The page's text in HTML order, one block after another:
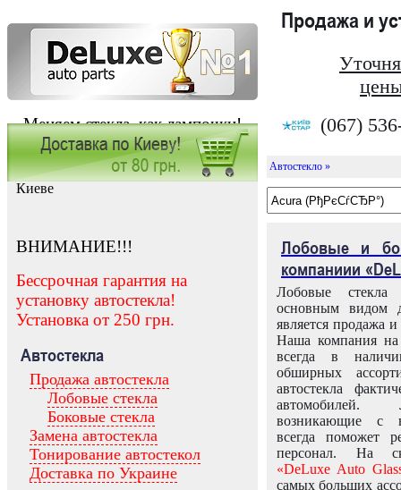
Меняем стекла, как лампочки!
Продажа и
(067)
Заказать установку автостекла в
Киеве
ВНИМАНИЕ!!!
Бессрочная гарантия на
установку автостекла!
Установка от 250 грн.
Автостекла
Продажа автостекла
Лобовые стекла
Боковые стекла
Замена автостекла
Тонирование автостекол
Доставка по Украине
Автостекло »
Лобовые и
компаниии
Лобовые
основным видом
является продажа и
Наша компания на
всегда в
обширных
автостекла
возникающие с
всегда поможет
персонал. На
«DeLuxe Auto
самых больших